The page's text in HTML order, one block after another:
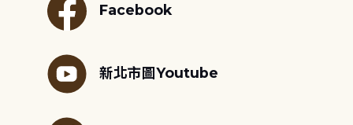
Facebook
新北市圖Youtube